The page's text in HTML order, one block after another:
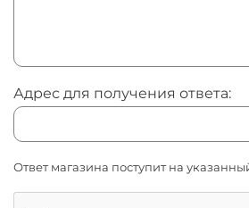
Адрес для получения ответа:
Ответ магазина поступит на